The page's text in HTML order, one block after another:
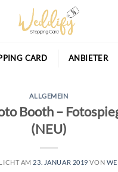
CARD ANBIETER
ALLGEMEIN
Booth –
(NEU)
AM 23. JANUAR 2019 VON